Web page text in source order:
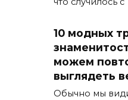
10 модных
можем
выглядеть
Обычно мы